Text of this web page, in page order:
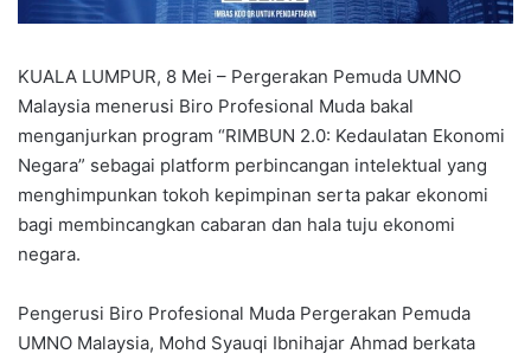
KUALA LUMPUR, 8 Mei – Pergerakan Pemuda UMNO
Malaysia menerusi Biro Profesional Muda bakal
menganjurkan program “RIMBUN 2.0: Kedaulatan Ekonomi
Negara” sebagai platform perbincangan intelektual yang
menghimpunkan tokoh kepimpinan serta pakar ekonomi
bagi membincangkan cabaran dan hala tuju ekonomi
negara.
Pengerusi Biro Profesional Muda Pergerakan Pemuda
UMNO Malaysia, Mohd Syauqi Ibnihajar Ahmad berkata